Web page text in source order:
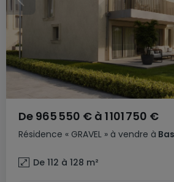
Résidence « GRAVEL » à vendre à
De 965 550 € à 1 101 750 €
De 112 à 128 m²